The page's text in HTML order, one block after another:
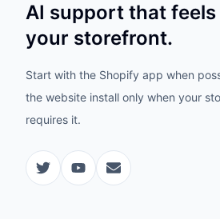
AI support that
your storefront.
Start with the Shopify app when
the website install only when your
requires it.